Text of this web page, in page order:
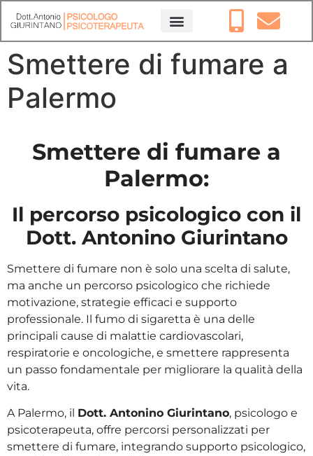
Smettere di fumare a
Palermo
Smettere di fumare a
Palermo:
Il percorso psicologico con il
Dott. Antonino Giurintano
Smettere di fumare non è solo una scelta di salute,
ma anche un percorso psicologico che richiede
motivazione, strategie efficaci e supporto
professionale. Il fumo di sigaretta è una delle
principali cause di malattie cardiovascolari,
respiratorie e oncologiche, e smettere rappresenta
un passo fondamentale per migliorare la qualità della
vita.
A Palermo, il Dott. Antonino Giurintano, psicologo e
psicoterapeuta, offre percorsi personalizzati per
smettere di fumare, integrando supporto psicologico,